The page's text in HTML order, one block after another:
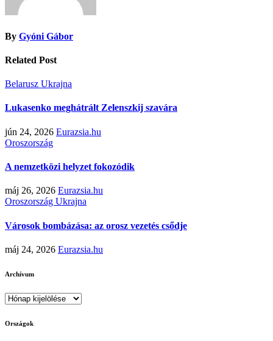
By Gyóni Gábor
Related Post
Belarusz Ukrajna
Lukasenko meghátrált Zelenszkij szavára
jún 24, 2026 Eurazsia.hu
Oroszország
A nemzetközi helyzet fokozódik
máj 26, 2026 Eurazsia.hu
Oroszország Ukrajna
Városok bombázása: az orosz vezetés csődje
máj 24, 2026 Eurazsia.hu
Archívum
Archívum
Országok